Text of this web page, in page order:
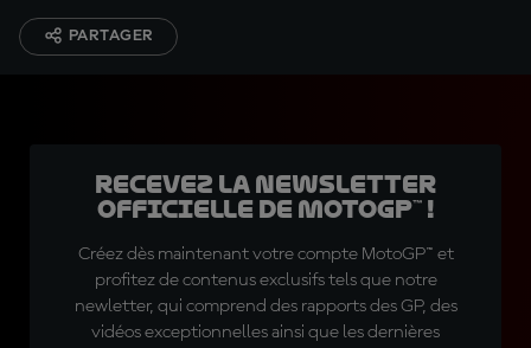
PARTAGER
Recevez la Newsletter
officielle de MotoGP™ !
Créez dès maintenant votre compte MotoGP™ et
profitez de contenus exclusifs tels que notre
newletter, qui comprend des rapports des GP, des
vidéos exceptionnelles ainsi que les dernières